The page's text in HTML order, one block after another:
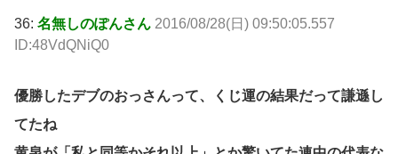
36: 名無しのぽんさん 2016/08/28(日) 09:50:05.557
ID:48VdQNiQ0
優勝したデブのおっさんって、くじ運の結果だって謙遜し
てたね